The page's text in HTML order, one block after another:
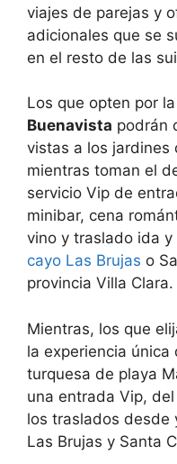
viajes de parejas y
adicionales que se
en el resto de las
Los que opten por la
Buenavista podrán
vistas a los jardines
mientras toman el
servicio Vip de
minibar, cena
vino y traslado ida y
cayo Las Brujas o
provincia Villa Clara.
Mientras, los que
la experiencia
turquesa de playa
una entrada Vip,
los traslados desde
Las Brujas y Santa